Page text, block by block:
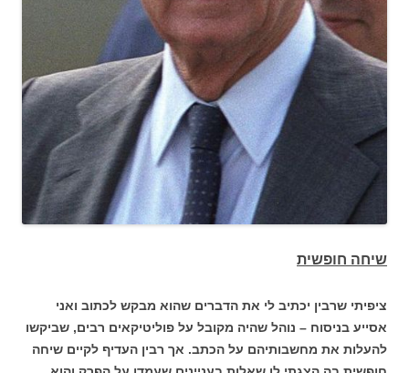
שיחה חופשית
ציפיתי שרבין יכתיב לי את הדברים שהוא מבקש לכתוב ואני
אסייע בניסוח – נוהל שהיה מקובל על פוליטיקאים רבים, שביקשו
להעלות את מחשבותיהם על הכתב. אך רבין העדיף לקיים שיחה